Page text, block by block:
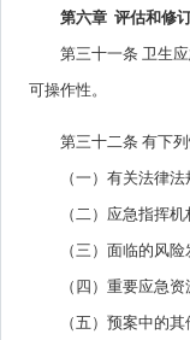
第六章 评估和修
第三十一条 卫生应
可操作性。
第三十二条 有下
（一）有关法律法
（二）应急指挥机
（三）面临的风险
（四）重要应急资
（五）预案中的其